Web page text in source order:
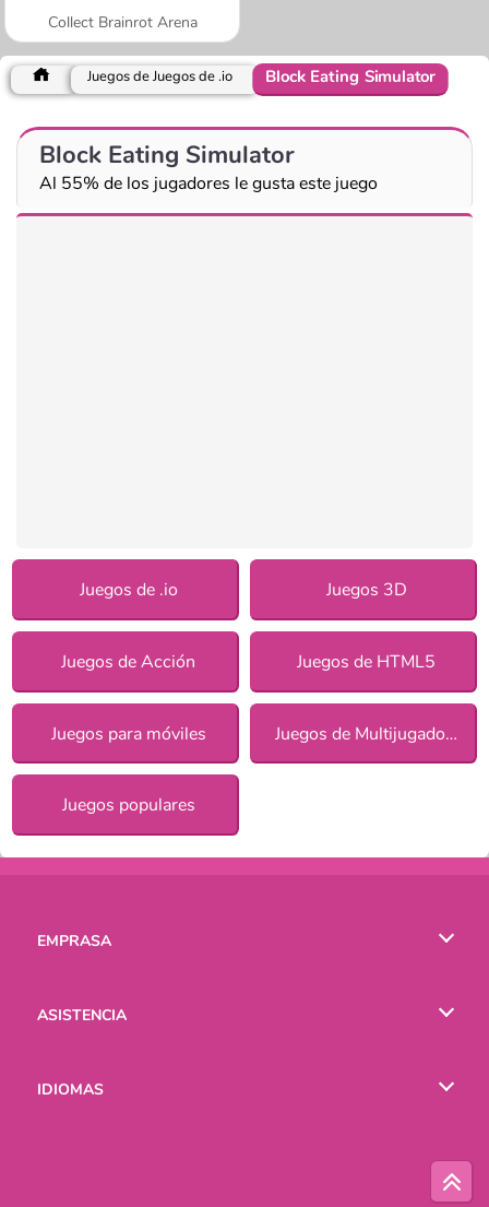
Collect Brainrot Arena
Juegos de Juegos de .io Block Eating Simulator
Block Eating Simulator
Al 55% de los jugadores le gusta este juego
Juegos de .io Juegos 3D
Juegos de Acción Juegos de HTML5
Juegos para móviles Juegos de Multijugadores
Juegos populares
EMPRASA
ASISTENCIA
IDIOMAS